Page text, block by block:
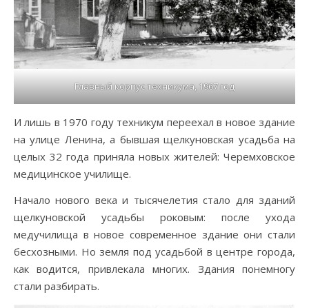
Главный корпус техникума, 1967 год
И лишь в 1970 году техникум переехал в новое здание
на улице Ленина, а бывшая щелкуновская усадьба на
целых 32 года приняла новых жителей: Черемховское
медицинское училище.
Начало нового века и тысячелетия стало для зданий
щелкуновской усадьбы роковым: после ухода
медучилища в новое современное здание они стали
бесхозными. Но земля под усадьбой в центре города,
как водится, привлекала многих. Здания понемногу
стали разбирать.